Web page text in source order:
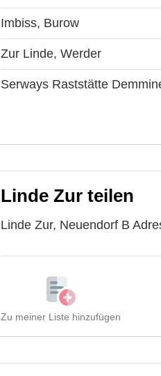
Imbiss, Burow
Zur Linde, Werder
Serways Raststätte
Linde Zur teilen
Linde Zur, Neuendorf B
Zu meiner Liste hinzufügen